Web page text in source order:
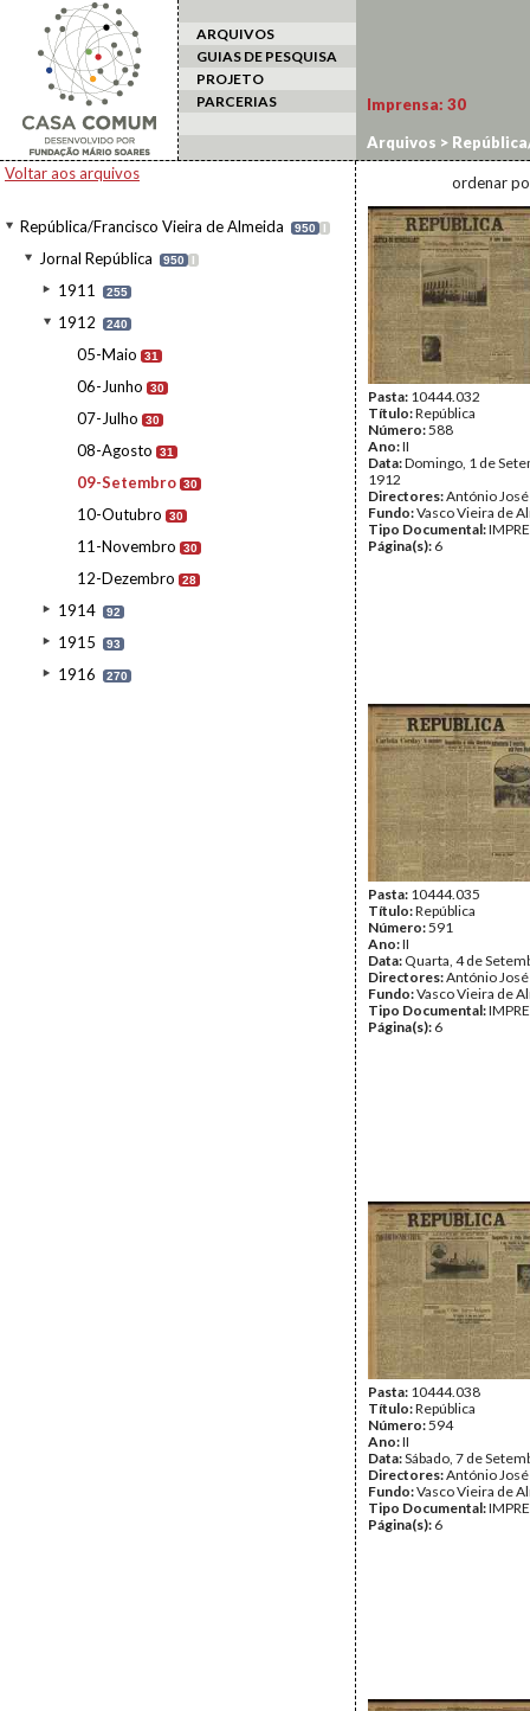
ARQUIVOS
GUIAS DE PESQUISA
PROJETO
PARCERIAS
Voltar aos arquivos
República/Francisco Vieira de Almeida 950 I
Jornal República 950 I
1911 255
1912 240
05-Maio 31
06-Junho 30
07-Julho 30
08-Agosto 31
09-Setembro 30
10-Outubro 30
11-Novembro 30
12-Dezembro 28
1914 92
1915 93
1916 270
Imprensa: 30
Arquivos >
ordenar
Pasta: 10444.032
Título:República
Número:588
Ano:II
Data:Domingo, 1 de
1912
Directores:António
Fundo:Vasco Vieira de
Tipo Documental:
Página(s): 6
Pasta: 10444.035
Título:República
Número:591
Ano:II
Data: Quarta, 4 de
Directores:António
Fundo:Vasco Vieira de
Tipo Documental:
Página(s): 6
Pasta: 10444.038
Título:República
Número:594
Ano:II
Data:Sábado, 7 de
Directores:António
Fundo:Vasco Vieira de
Tipo Documental:
Página(s): 6